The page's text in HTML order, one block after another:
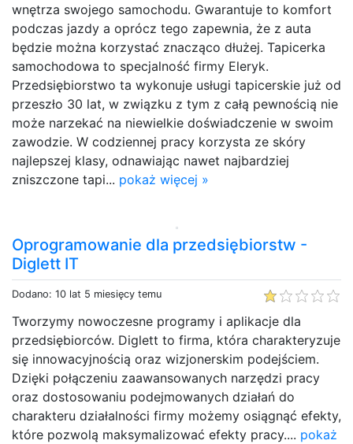
wnętrza swojego samochodu. Gwarantuje to komfort
podczas jazdy a oprócz tego zapewnia, że z auta
będzie można korzystać znacząco dłużej. Tapicerka
samochodowa to specjalność firmy Eleryk.
Przedsiębiorstwo ta wykonuje usługi tapicerskie już od
przeszło 30 lat, w związku z tym z całą pewnością nie
może narzekać na niewielkie doświadczenie w swoim
zawodzie. W codziennej pracy korzysta ze skóry
najlepszej klasy, odnawiając nawet najbardziej
zniszczone tapi... pokaż więcej »
Oprogramowanie dla przedsiębiorstw -
Diglett IT
Dodano: 10 lat 5 miesięcy temu
Tworzymy nowoczesne programy i aplikacje dla
przedsiębiorców. Diglett to firma, która charakteryzuje
się innowacyjnością oraz wizjonerskim podejściem.
Dzięki połączeniu zaawansowanych narzędzi pracy
oraz dostosowaniu podejmowanych działań do
charakteru działalności firmy możemy osiągnąć efekty,
które pozwolą maksymalizować efekty pracy.... pokaż